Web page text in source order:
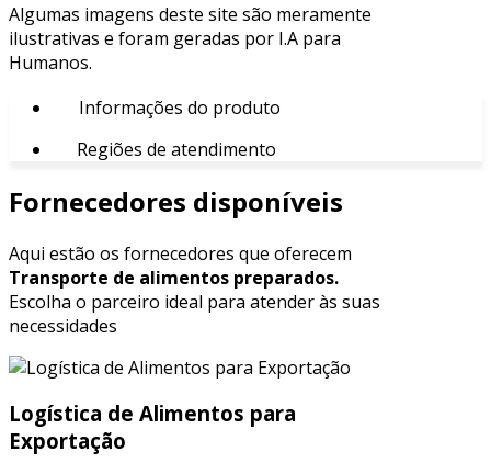
Algumas imagens deste site são meramente
ilustrativas e foram geradas por I.A para
Humanos.
Informações do produto
Regiões de atendimento
Fornecedores disponíveis
Aqui estão os fornecedores que oferecem
Transporte de alimentos preparados.
Escolha o parceiro ideal para atender às suas
necessidades
Logística de Alimentos para
Exportação